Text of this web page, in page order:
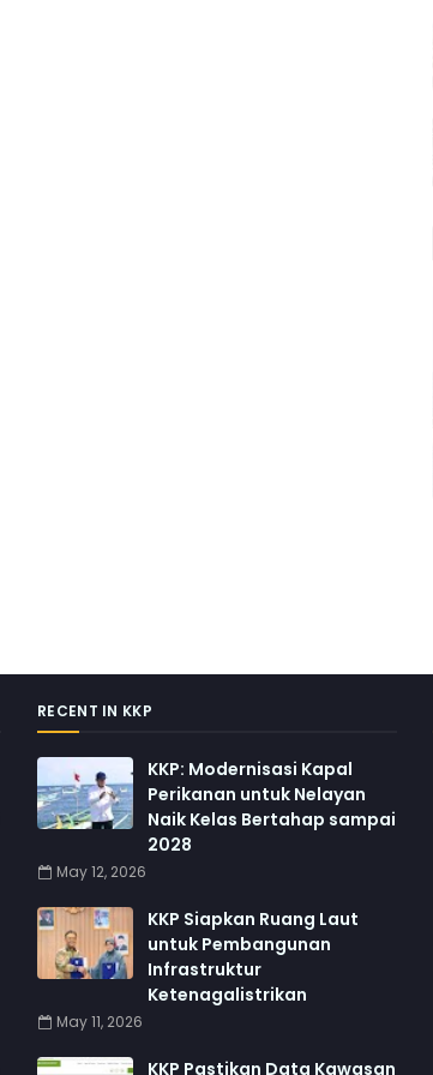
RECENT IN KKP
KKP: Modernisasi Kapal
Perikanan untuk Nelayan
Naik Kelas Bertahap sampai
2028
May 12, 2026
KKP Siapkan Ruang Laut
untuk Pembangunan
Infrastruktur
Ketenagalistrikan
May 11, 2026
KKP Pastikan Data Kawasan